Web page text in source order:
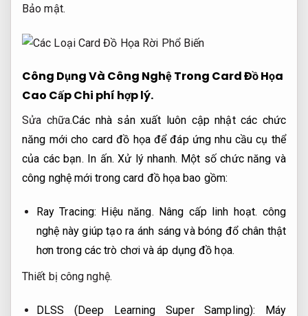
Bảo mật.
Công Dụng Và Công Nghệ Trong Card Đồ Họa
Cao CấpChi phí hợp lý.
Sửa chữa.Các nhà sản xuất luôn cập nhật các chức
năng mới cho card đồ họa để đáp ứng nhu cầu cụ thể
của các bạn. In ấn. Xử lý nhanh. Một số chức năng và
công nghệ mới trong card đồ họa bao gồm:
Ray Tracing: Hiệu năng. Nâng cấp linh hoạt. công
nghệ này giúp tạo ra ánh sáng và bóng đổ chân thật
hơn trong các trò chơi và áp dụng đồ họa.
Thiết bị công nghệ.
DLSS (Deep Learning Super Sampling): Máy